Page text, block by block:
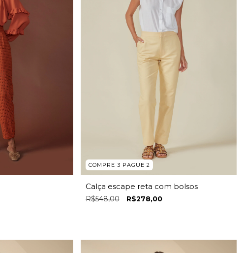
COMPRE 3 PAGUE 2
Calça escape reta com bolsos
R$548,00 R$278,00